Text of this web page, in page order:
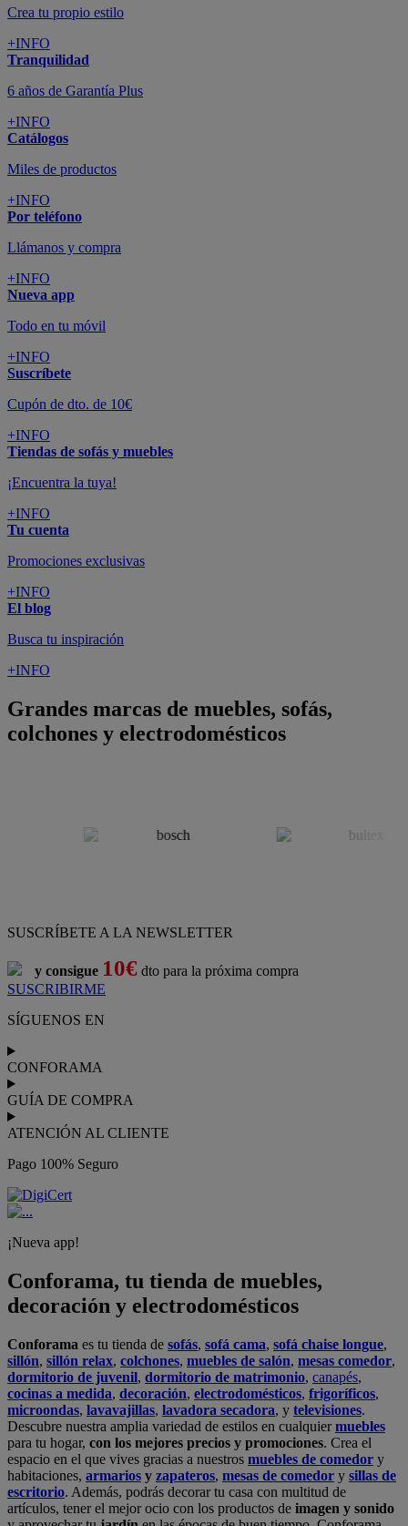
Crea tu propio estilo
+INFO
Tranquilidad
6 años de Garantía Plus
+INFO
Catálogos
Miles de productos
+INFO
Por teléfono
Llámanos y compra
+INFO
Nueva app
Todo en tu móvil
+INFO
Suscríbete
Cupón de dto. de 10€
+INFO
Tiendas de sofás y muebles
¡Encuentra la tuya!
+INFO
Tu cuenta
Promociones exclusivas
+INFO
El blog
Busca tu inspiración
+INFO
Grandes marcas de muebles, sofás,
colchones y electrodomésticos
SUSCRÍBETE A LA NEWSLETTER
y consigue 10€ dto para la próxima compra
SUSCRIBIRME
SÍGUENOS EN
CONFORAMA
GUÍA DE COMPRA
ATENCIÓN AL CLIENTE
Pago 100% Seguro
¡Nueva app!
Conforama, tu tienda de muebles,
decoración y electrodomésticos
Conforama es tu tienda de sofás, sofá cama, sofá chaise longue,
sillón, sillón relax, colchones, muebles de salón, mesas comedor,
dormitorio de juvenil, dormitorio de matrimonio, canapés,
cocinas a medida, decoración, electrodomésticos, frigoríficos,
microondas, lavavajillas, lavadora secadora, y televisiones.
Descubre nuestra amplia variedad de estilos en cualquiermuebles
para tu hogar, con los mejores precios y promociones. Crea el
espacio en el que vives gracias a nuestros muebles de comedor y
habitaciones, armarios y zapateros, mesas de comedor y sillas de
escritorio. Además, podrás decorar tu casa con multitud de
artículos, tener el mejor ocio con los productos de imagen y sonido